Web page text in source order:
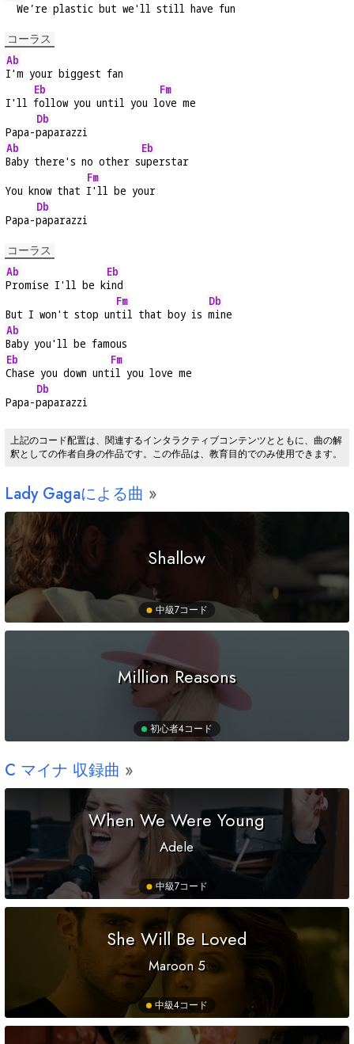
  We’re plastic but we'll still have fun
コーラス
Ab
I'm your biggest fan
I'll
Eb
follow you until you l
Fm
ove me
Papa-
Db
paparazzi
Ab
Baby there's no other s
Eb
uperstar
You know that
Fm
I'll be your
Papa-
Db
paparazzi
コーラス
Ab
Promise I'll be k
Eb
ind
But I won't stop un
Fm
til that boy is
Db
mine
Ab
Baby you'll be famous
Eb
Chase you down unt
Fm
il you love me
Papa-
Db
paparazzi
上記のコード配置は、関連するインタラクティブコンテンツとともに、曲の解
釈としての作者自身の作品です。この作品は、教育目的でのみ使用できます。
Lady Gagaによる曲
Shallow
中級7コード
Million Reasons
初心者4コード
C マイナ 収録曲
When We Were Young
Adele
中級7コード
She Will Be Loved
Maroon 5
中級4コード